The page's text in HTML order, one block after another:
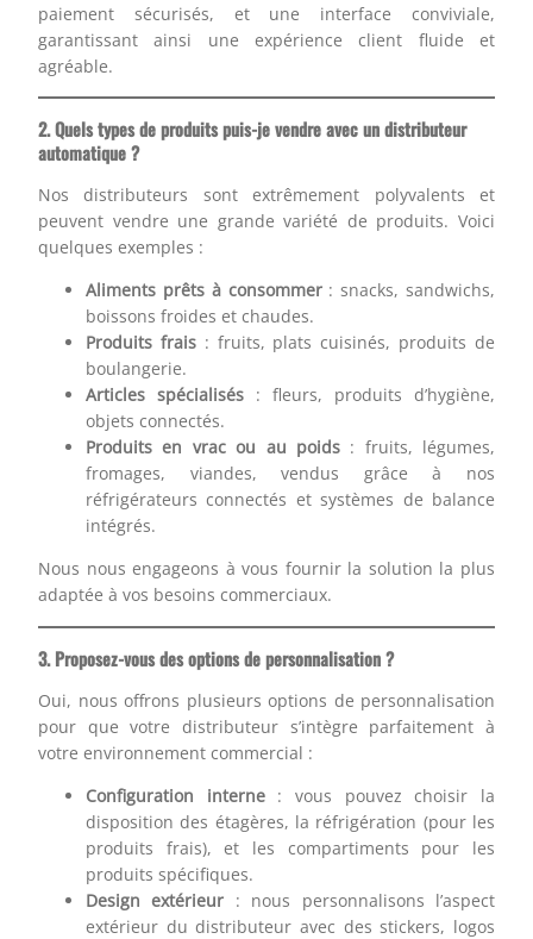
paiement sécurisés, et une interface conviviale,
garantissant ainsi une expérience client fluide et
agréable.
2. Quels types de produits puis-je vendre avec un distributeur
automatique ?
Nos distributeurs sont extrêmement polyvalents et
peuvent vendre une grande variété de produits. Voici
quelques exemples :
Aliments prêts à consommer: snacks, sandwichs,
boissons froides et chaudes.
Produits frais: fruits, plats cuisinés, produits de
boulangerie.
Articles spécialisés : fleurs, produits d’hygiène,
objets connectés.
Produits en vrac ou au poids: fruits, légumes,
fromages, viandes, vendus grâce à nos
réfrigérateurs connectés et systèmes de balance
intégrés.
Nous nous engageons à vous fournir la solution la plus
adaptée à vos besoins commerciaux.
3. Proposez-vous des options de personnalisation ?
Oui, nous offrons plusieurs options de personnalisation
pour que votre distributeur s’intègre parfaitement à
votre environnement commercial :
Configuration interne: vous pouvez choisir la
disposition des étagères, la réfrigération (pour les
produits frais), et les compartiments pour les
produits spécifiques.
Design extérieur : nous personnalisons l’aspect
extérieur du distributeur avec des stickers, logos